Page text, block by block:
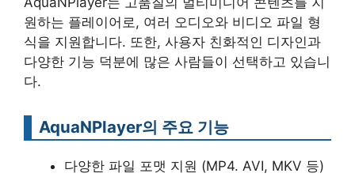
원하는 플레이어로, 여러 오디오와 비디오 파일 형
식을 지원합니다. 또한, 사용자 친화적인 디자인과
다양한 기능 덕분에 많은 사람들이 선택하고 있습니
다.
AquaNPlayer의 주요 기능
다양한 파일 포맷 지원 (MP4. AVI, MKV 등)